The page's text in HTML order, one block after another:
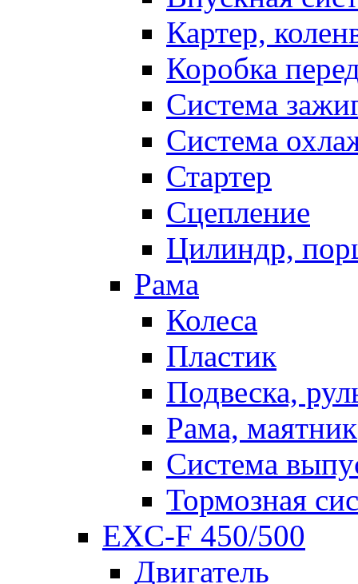
Картер,
Коробка
Система
Система
Стартер
Сцепление
Цилиндр,
Рама
Колеса
Пластик
Подвеска,
Рама, маятник
Система
Тормозная
EXC-F 450/500
Двигатель